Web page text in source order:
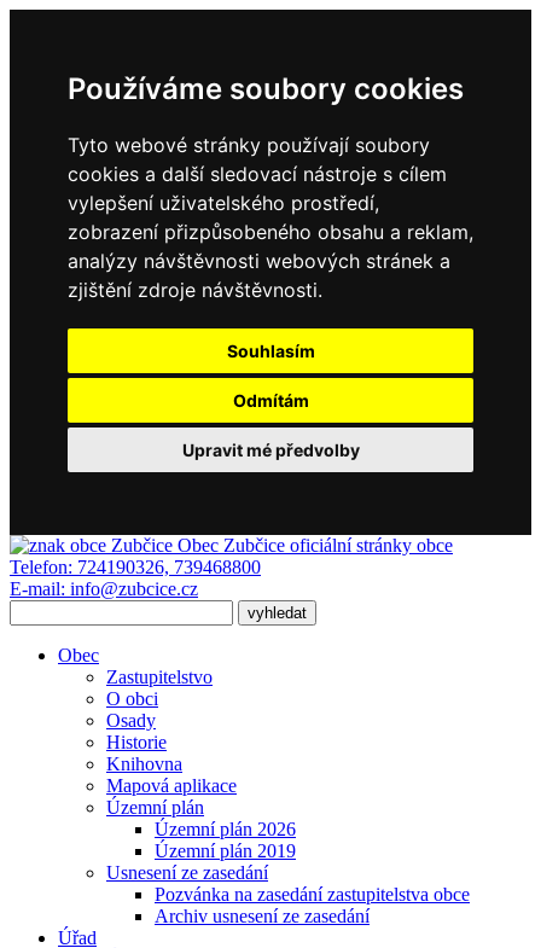
Používáme soubory cookies
Tyto webové stránky používají soubory
cookies a další sledovací nástroje s cílem
vylepšení uživatelského prostředí,
zobrazení přizpůsobeného obsahu a reklam,
analýzy návštěvnosti webových stránek a
zjištění zdroje návštěvnosti.
Souhlasím
Odmítám
Upravit mé předvolby
Obec Zubčice oficiální stránky obce
Telefon: 724190326, 739468800
E-mail: info@zubcice.cz
Obec
Zastupitelstvo
O obci
Osady
Historie
Knihovna
Mapová aplikace
Územní plán
Územní plán 2026
Územní plán 2019
Usnesení ze zasedání
Pozvánka na zasedání zastupitelstva obce
Archiv usnesení ze zasedání
Úřad